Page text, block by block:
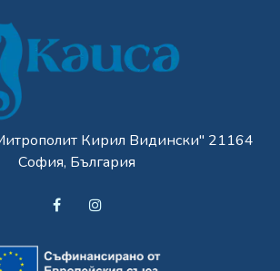
Кирил Видински" 21164
София, България